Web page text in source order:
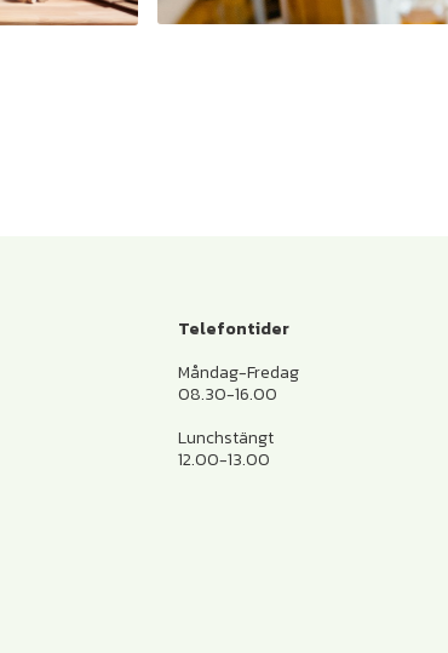
Telefontider
Måndag-Fredag
08.30-16.00
Lunchstängt
12.00-13.00